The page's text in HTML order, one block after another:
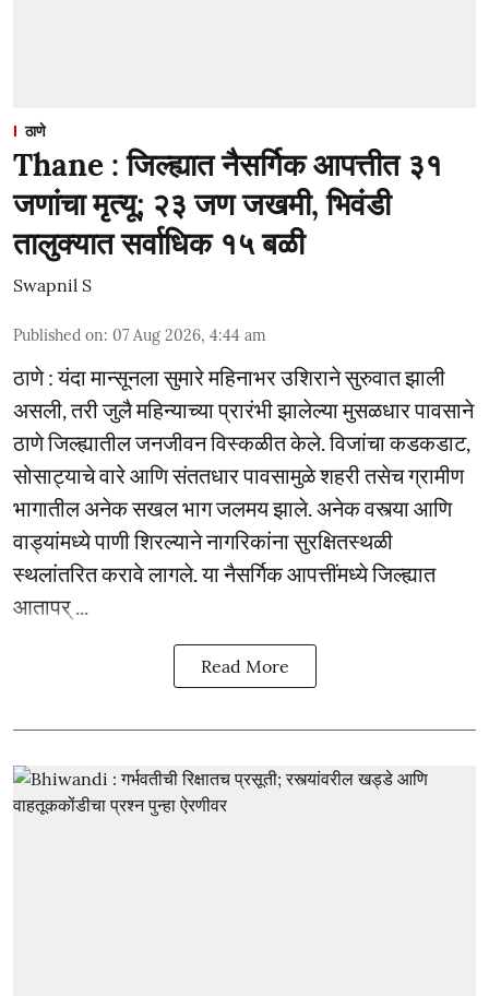
ठाणे
Thane : जिल्ह्यात नैसर्गिक आपत्तीत ३१
जणांचा मृत्यू; २३ जण जखमी, भिवंडी
तालुक्यात सर्वाधिक १५ बळी
Swapnil S
Published on: 07 Aug 2026, 4:44 am
ठाणे : यंदा मान्सूनला सुमारे महिनाभर उशिराने सुरुवात झाली
असली, तरी जुलै महिन्याच्या प्रारंभी झालेल्या मुसळधार पावसाने
ठाणे जिल्ह्यातील जनजीवन विस्कळीत केले. विजांचा कडकडाट,
सोसाट्याचे वारे आणि संततधार पावसामुळे शहरी तसेच ग्रामीण
भागातील अनेक सखल भाग जलमय झाले. अनेक वस्त्या आणि
वाड्यांमध्ये पाणी शिरल्याने नागरिकांना सुरक्षितस्थळी
स्थलांतरित करावे लागले. या नैसर्गिक आपत्तींमध्ये जिल्ह्यात
आतापर् ...
Read More